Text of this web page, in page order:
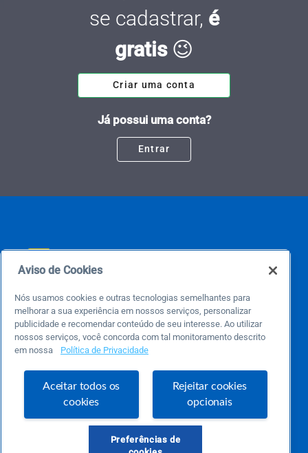
se cadastrar, é
gratis😉
Criar uma conta
Já possui uma conta?
Entrar
Este é um blog colaborativo.
O Sebrae não se responsabiliza pelo conteúdo publicado por terceiros.
Uma das maiores Comunidades de Empreendedorismo do Brasil, a Comunidade
Sebrae foi criada para entregar conteúdos em diversos formatos, inovadores,
pertinentes e temas específicos que se conecte com a realidade da sua empresa.
empreendedora.
atendimentosebraepr@pr.sebrae.com.br
Aviso de Cookies
Nós usamos cookies e outras tecnologias semelhantes para
melhorar a sua experiência em nossos serviços, personalizar
publicidade e recomendar conteúdo de seu interesse. Ao utilizar
nossos serviços, você concorda com tal monitoramento descrito
em nossa
Política de Privacidade
Aceitar todos os
cookies
Rejeitar cookies
opcionais
Preferências de